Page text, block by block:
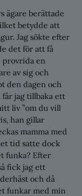
ägare berättade
betydde att
Jag sökte efter
det för att få
provrida en
av sig och
den dagen och
får jag tillbaka ett
liv ”om du vill
han gillar
mamma med
tid satte dock
funka? Efter
fick jag ett
och då
funkar med min